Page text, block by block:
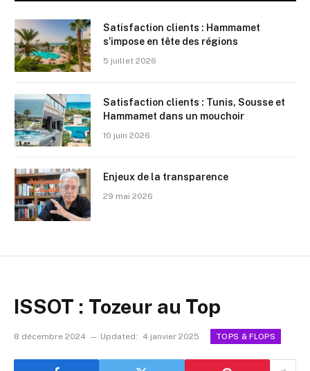
Satisfaction clients : Hammamet
s’impose en tête des régions
5 juillet 2026
Satisfaction clients : Tunis, Sousse et
Hammamet dans un mouchoir
10 juin 2026
Enjeux de la transparence
29 mai 2026
ISSOT : Tozeur au Top
8 décembre 2024 Updated: 4 janvier 2025 TOPS & FLOPS